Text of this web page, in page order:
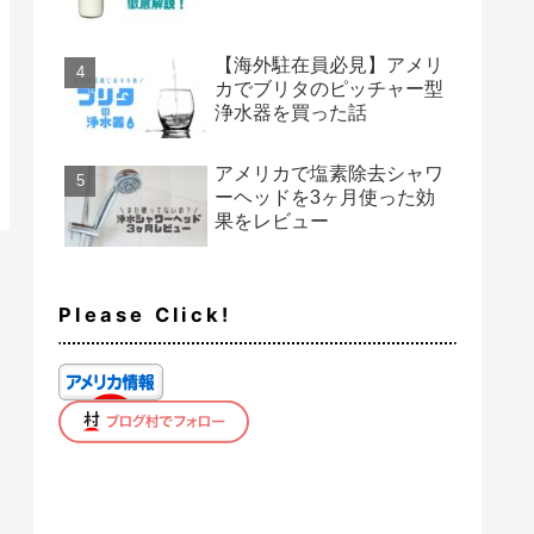
【海外駐在員必見】アメリ
カでブリタのピッチャー型
浄水器を買った話
アメリカで塩素除去シャワ
ーヘッドを3ヶ月使った効
果をレビュー
Please Click!